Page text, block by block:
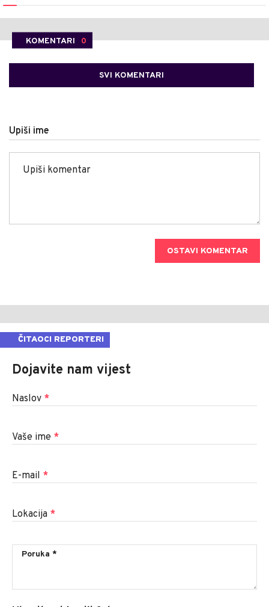
KOMENTARI 0
SVI KOMENTARI
Upiši ime
OSTAVI KOMENTAR
ČITAOCI REPORTERI
Dojavite nam vijest
Naslov *
Vaše ime *
E-mail *
Lokacija *